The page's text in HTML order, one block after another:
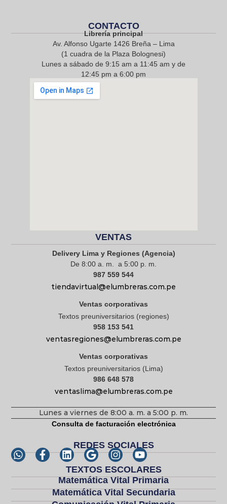
CONTACTO
Librería principal
Av. Alfonso Ugarte 1426 Breña – Lima
(1 cuadra de la Plaza Bolognesi)
Lunes a sábado de 9:15 am a 11:45 am y de
12:45 pm a 6:00 pm
968 217 912
VENTAS
Delivery Lima y Regiones (Agencia)
De 8:00 a. m. a 5:00 p. m.
987 559 544
tiendavirtual@elumbreras.com.pe
Ventas corporativas
Textos preuniversitarios (regiones)
958 153 541
ventasregiones@elumbreras.com.pe
Ventas corporativas
Textos preuniversitarios (Lima)
986 648 578
ventaslima@elumbreras.com.pe
Lunes a viernes de 8:00 a. m. a 5:00 p. m.
Consulta de facturación electrónica
REDES SOCIALES
TEXTOS ESCOLARES
Matemática Vital Primaria
Matemática Vital Secundaria